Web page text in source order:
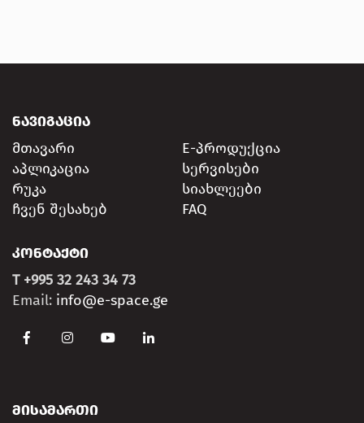
ᲜᲐᲕᲘᲒᲐᲪᲘᲐ
მთავარი
E-პროდუქცია
აპლიკაცია
სერვისები
რუკა
სიახლეები
ჩვენ შესახებ
FAQ
ᲙᲝᲜᲢᲐᲥᲢᲘ
T +995 32 243 34 73
Email: info@e-space.ge
ᲛᲘᲡᲐᲛᲐᲠᲗᲘ